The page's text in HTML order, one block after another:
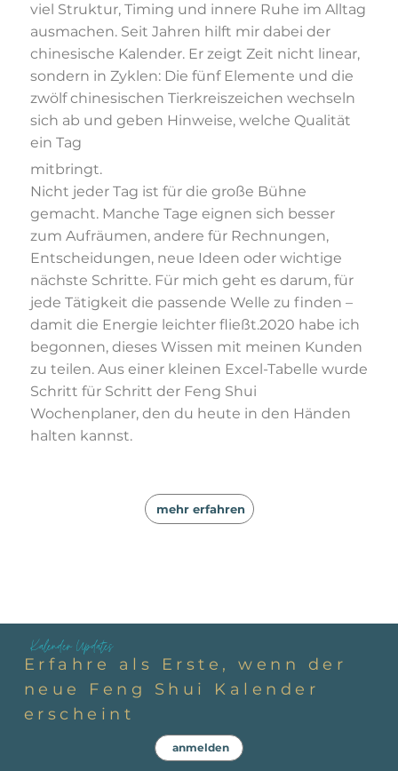
viel Struktur, Timing und innere Ruhe im Alltag
ausmachen. Seit Jahren hilft mir dabei der
chinesische Kalender. Er zeigt Zeit nicht linear,
sondern in Zyklen: Die fünf Elemente und die
zwölf chinesischen Tierkreiszeichen wechseln
sich ab und geben Hinweise, welche Qualität
ein Tag
mitbringt.
Nicht jeder Tag ist für die große Bühne
gemacht. Manche Tage eignen sich besser
zum Aufräumen, andere für Rechnungen,
Entscheidungen, neue Ideen oder wichtige
nächste Schritte. Für mich geht es darum, für
jede Tätigkeit die passende Welle zu finden –
damit die Energie leichter fließt.2020 habe ich
begonnen, dieses Wissen mit meinen Kunden
zu teilen. Aus einer kleinen Excel-Tabelle wurde
Schritt für Schritt der Feng Shui
Wochenplaner, den du heute in den Händen
halten kannst.
mehr erfahren
Kalender Updates
Erfahre als Erste, wenn der
neue Feng Shui Kalender
erscheint
anmelden